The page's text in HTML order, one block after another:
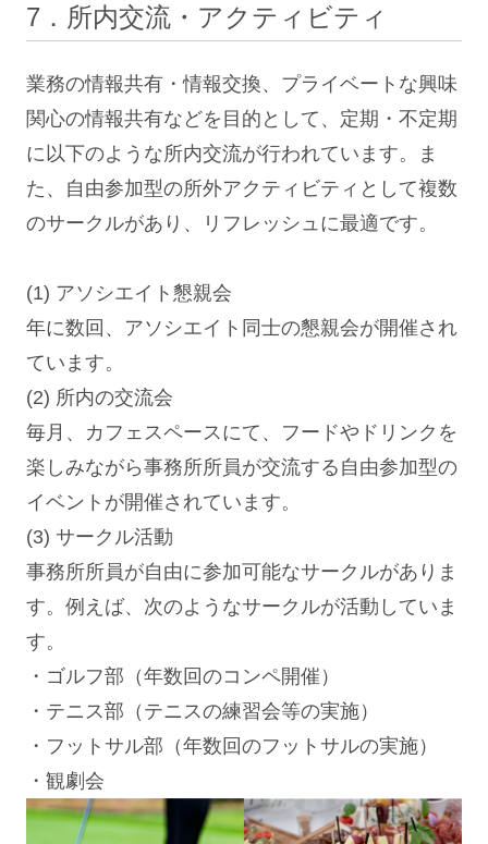
7．所内交流・アクティビティ
業務の情報共有・情報交換、プライベートな興味
関心の情報共有などを目的として、定期・不定期
に以下のような所内交流が行われています。ま
た、自由参加型の所外アクティビティとして複数
のサークルがあり、リフレッシュに最適です。
(1) アソシエイト懇親会
年に数回、アソシエイト同士の懇親会が開催され
ています。
(2) 所内の交流会
毎月、カフェスペースにて、フードやドリンクを
楽しみながら事務所所員が交流する自由参加型の
イベントが開催されています。
(3) サークル活動
事務所所員が自由に参加可能なサークルがありま
す。例えば、次のようなサークルが活動していま
す。
・ゴルフ部（年数回のコンペ開催）
・テニス部（テニスの練習会等の実施）
・フットサル部（年数回のフットサルの実施）
・観劇会